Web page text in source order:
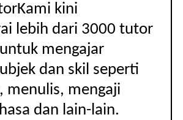
kini
lebih dari 3000 tutor
mengajar
dan skil seperti
menulis, mengaji
dan lain-lain.